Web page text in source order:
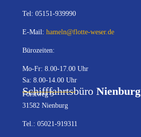
Tel: 05151-939990
E-Mail: hameln@flotte-weser.de
Bürozeiten:
Mo-Fr: 8.00-17.00 Uhr
Sa: 8.00-14.00 Uhr
Schifffahrtsbüro Nienburg
Forstweg 5
31582 Nienburg
Tel.: 05021-919311